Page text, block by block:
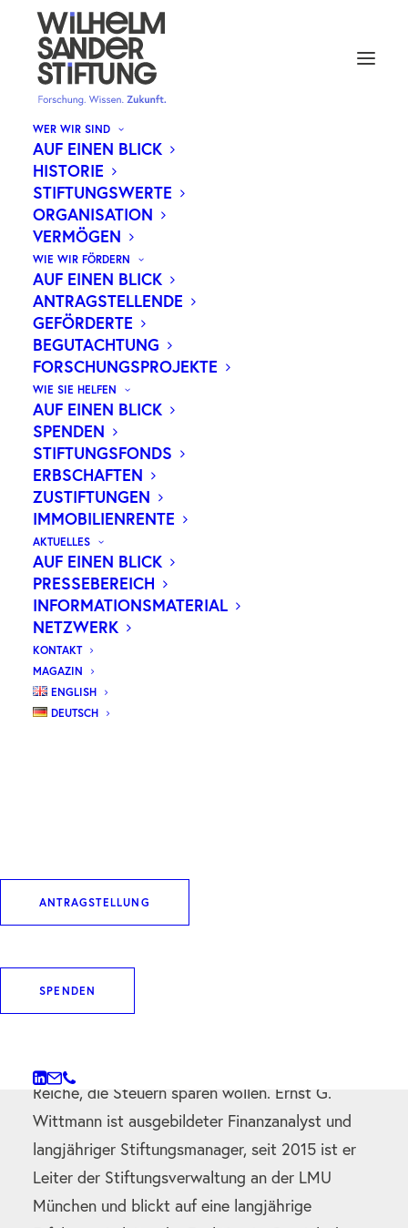
WER WIR SIND
AUF EINEN BLICK
HISTORIE
STIFTUNGSWERTE
ORGANISATION
VERMÖGEN
WIE WIR FÖRDERN
AUF EINEN BLICK
ANTRAGSTELLENDE
GEFÖRDERTE
BEGUTACHTUNG
FORSCHUNGSPROJEKTE
WIE SIE HELFEN
AUF EINEN BLICK
SPENDEN
STIFTUNGSFONDS
ERBSCHAFTEN
ZUSTIFTUNGEN
IMMOBILIENRENTE
AKTUELLES
AUF EINEN BLICK
PRESSEBEREICH
INFORMATIONSMATERIAL
NETZWERK
KONTAKT
MAGAZIN
ENGLISH
DEUTSCH
ANTRAGSTELLUNG
SPENDEN
DER STIFTUNGSKOMPASS -
ALLES, WAS SIE ÜBER
STIFTUNGEN WISSEN
MÜSSEN
eigentlich? Und wo liegen die wichtigen
Unterschiede? Die Stiftungswelt ist geprägt von
heutige (Stiftungs-)Landschaft: Dies führt zu
Reiche, die Steuern sparen wollen. Ernst G.
Wittmann ist ausgebildeter Finanzanalyst und
langjähriger Stiftungsmanager, seit 2015 ist er
Leiter der Stiftungsverwaltung an der LMU
München und blickt auf eine langjährige